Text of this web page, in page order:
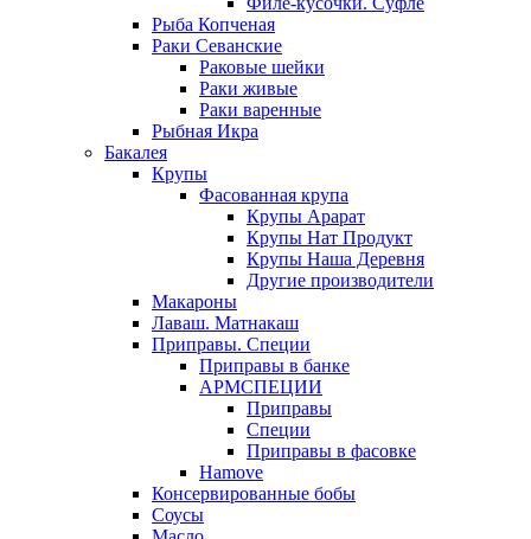
Рыба Копченая
Раки Севанские
Раковые шейки
Раки живые
Раки варенные
Рыбная Икра
Бакалея
Крупы
Фасованная крупа
Крупы Арарат
Крупы Нат Продукт
Крупы Наша Деревня
Другие производители
Макароны
Лаваш. Матнакаш
Приправы. Специи
Приправы в банке
АРМСПЕЦИИ
Приправы
Специи
Приправы в фасовке
Hamove
Консервированные бобы
Соусы